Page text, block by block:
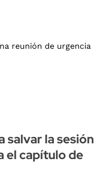
salvar la sesión
el capítulo de